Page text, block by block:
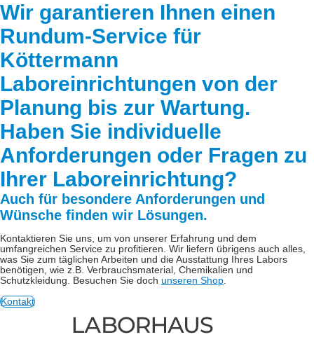
Wir garantieren Ihnen einen
Rundum-Service für
Köttermann
Laboreinrichtungen von der
Planung bis zur Wartung.
Haben Sie individuelle
Anforderungen oder Fragen zu
Ihrer Laboreinrichtung?
Auch für besondere Anforderungen und
Wünsche finden wir Lösungen.
Kontaktieren Sie uns, um von unserer Erfahrung und dem
umfangreichen Service zu profitieren. Wir liefern übrigens auch alles,
was Sie zum täglichen Arbeiten und die Ausstattung Ihres Labors
benötigen, wie z.B. Verbrauchsmaterial, Chemikalien und
Schutzkleidung. Besuchen Sie doch unseren Shop.
Kontakt